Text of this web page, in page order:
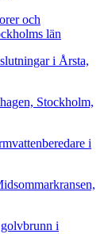
och
län
i Årsta,
Stockholm,
i
i